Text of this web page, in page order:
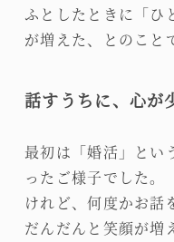
ふとしたときに「
が増えた、とのこと
話すうちに、心が
最初は「婚活」とい
ったご様子でした。
けれど、何度かお話
だんだんと笑顔が増